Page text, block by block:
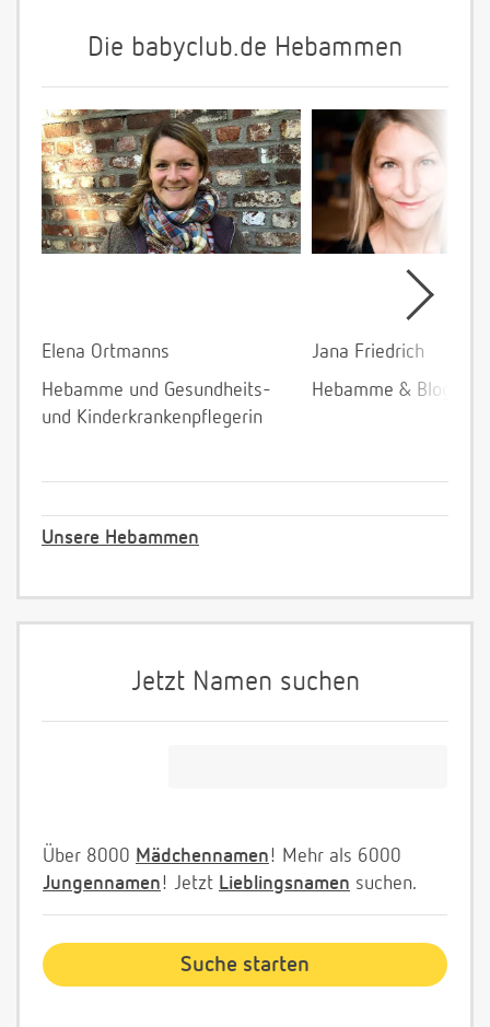
Die babyclub.de Hebammen
Elena Ortmanns
Hebamme und Gesundheits-
und Kinderkrankenpflegerin
Jana Friedrich
Hebamme &
Unsere Hebammen
Jetzt Namen suchen
Über 8000 Mädchennamen! Mehr als 6000
Jungennamen! Jetzt Lieblingsnamen suchen.